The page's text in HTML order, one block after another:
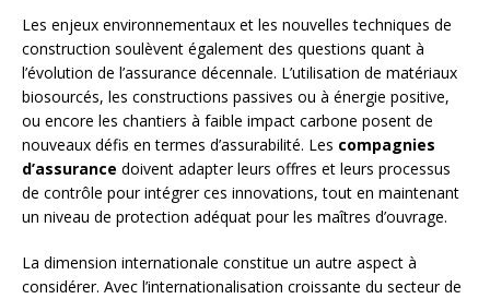
Les enjeux environnementaux et les nouvelles techniques de
construction soulèvent également des questions quant à
l’évolution de l’assurance décennale. L’utilisation de matériaux
biosourcés, les constructions passives ou à énergie positive,
ou encore les chantiers à faible impact carbone posent de
nouveaux défis en termes d’assurabilité. Les compagnies
d’assurance doivent adapter leurs offres et leurs processus
de contrôle pour intégrer ces innovations, tout en maintenant
un niveau de protection adéquat pour les maîtres d’ouvrage.
La dimension internationale constitue un autre aspect à
considérer. Avec l’internationalisation croissante du secteur de